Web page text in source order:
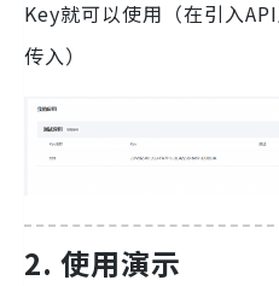
Key就可以使用（在引入
传入）
2. 使用演示